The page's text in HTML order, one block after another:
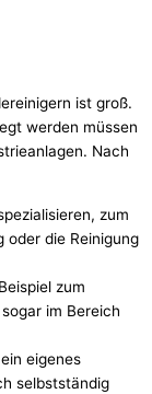
ist groß.
werden müssen
Nach
zum
oder die Reinigung
zum
im Bereich
eigenes
selbstständig